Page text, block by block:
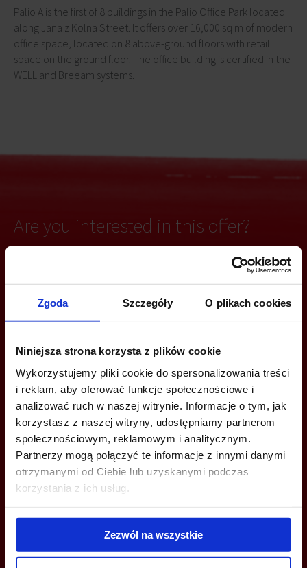
Zgoda Szczegóły O plikach cookies
Niniejsza strona korzysta z plików cookie
Wykorzystujemy pliki cookie do spersonalizowania treści
i reklam, aby oferować funkcje społecznościowe i
analizować ruch w naszej witrynie. Informacje o tym, jak
korzystasz z naszej witryny, udostępniamy partnerom
społecznościowym, reklamowym i analitycznym.
Partnerzy mogą połączyć te informacje z innymi danymi
otrzymanymi od Ciebie lub uzyskanymi podczas
korzystania z ich usług.
Zezwól na wszystkie
Palio A is the first of 8 buildings in the Palio Office Park located
along Jana z Kolna Street. It offers over 16,000 sq m of modern
office space, located on 8 above-ground floors with retail
space on the ground floor. The office building is certified in the
WELL and Breeam systems.
Are you interested in this offer?
CALL US AND FIND OUT MORE
+48 539 096 754
tricity@officefinder.pl
YOU CAN LEAVE YOUR PHONE NUMBER AND WE WILL CONTACT
YOU